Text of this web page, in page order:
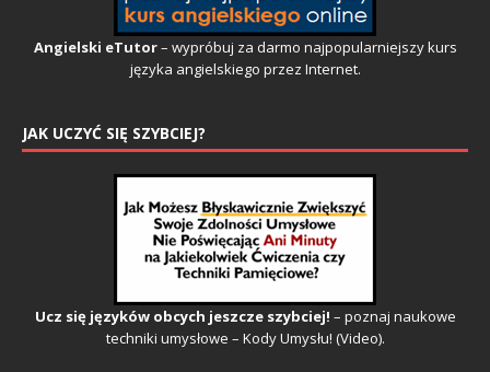
Angielski eTutor– wypróbuj za darmo najpopularniejszy kurs
języka angielskiego przez Internet.
JAK UCZYĆ SIĘ SZYBCIEJ?
Ucz się języków obcych jeszcze szybciej! – poznaj naukowe
techniki umysłowe – Kody Umysłu! (Video).